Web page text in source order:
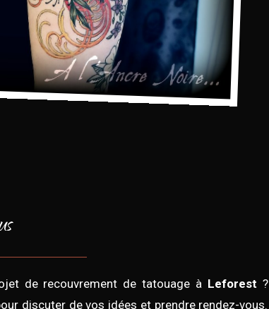
de recouvrement de tatouage à Leforest ?
discuter de vos idées et prendre rendez-vous.